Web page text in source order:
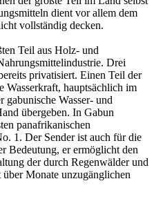
dient vor allem dem
vollständig decken.
Teil aus Holz- und
Drei
privatisiert. Einen Teil der
Wasserkraft, hauptsächlich im
gabunische Wasser- und
übergeben. In Gabun
panafrikanischen
1. Der Sender ist auch für die
Bedeutung, er ermöglicht den
der durch Regenwälder und
Monate unzugänglichen